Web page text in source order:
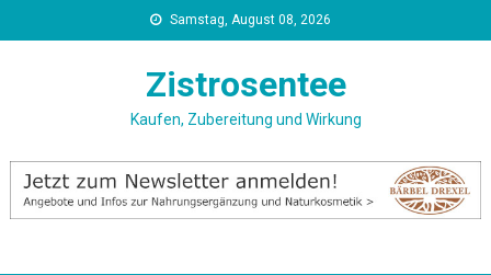
to
Samstag, August 08, 2026
Zistrosentee
Kaufen, Zubereitung und Wirkung